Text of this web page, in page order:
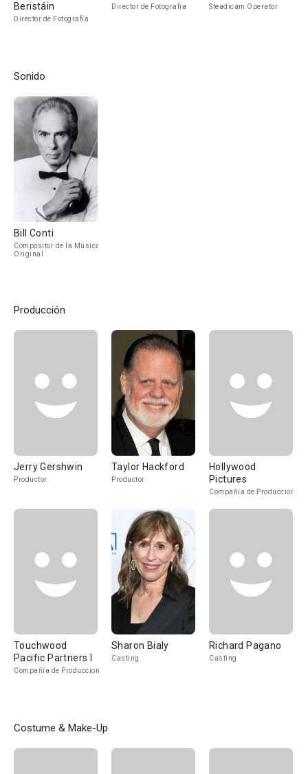
Beristáin
Director de Fotografía
Director de Fotografía Steadicam Operator
Sonido
Bill Conti
Compositor de la Música
Original
Producción
Jerry Gershwin
Productor
Taylor Hackford
Productor
Hollywood
Pictures
Compañía de Produccion
Touchwood
Pacific Partners I
Compañía de Produccion
Sharon Bialy
Casting
Richard Pagano
Casting
Costume & Make-Up